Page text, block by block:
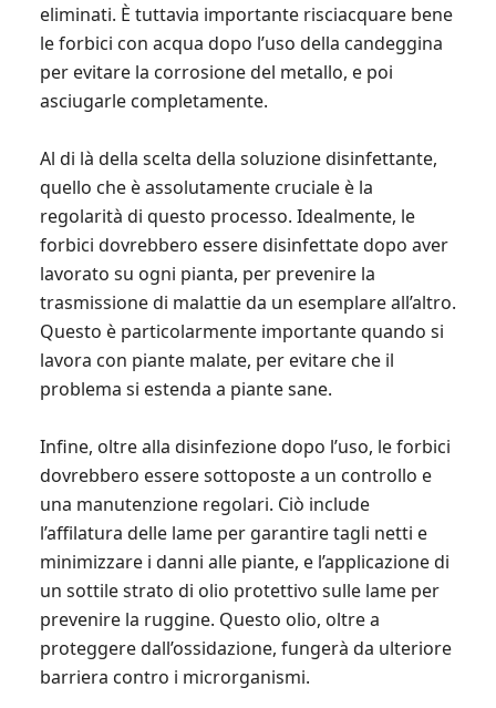
eliminati. È tuttavia importante risciacquare bene
le forbici con acqua dopo l’uso della candeggina
per evitare la corrosione del metallo, e poi
asciugarle completamente.
Al di là della scelta della soluzione disinfettante,
quello che è assolutamente cruciale è la
regolarità di questo processo. Idealmente, le
forbici dovrebbero essere disinfettate dopo aver
lavorato su ogni pianta, per prevenire la
trasmissione di malattie da un esemplare all’altro.
Questo è particolarmente importante quando si
lavora con piante malate, per evitare che il
problema si estenda a piante sane.
Infine, oltre alla disinfezione dopo l’uso, le forbici
dovrebbero essere sottoposte a un controllo e
una manutenzione regolari. Ciò include
l’affilatura delle lame per garantire tagli netti e
minimizzare i danni alle piante, e l’applicazione di
un sottile strato di olio protettivo sulle lame per
prevenire la ruggine. Questo olio, oltre a
proteggere dall’ossidazione, fungerà da ulteriore
barriera contro i microrganismi.